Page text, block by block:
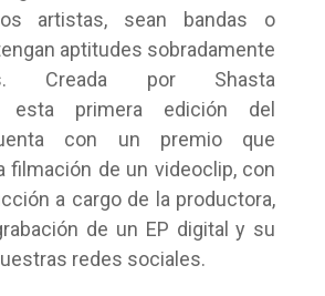
artistas, sean bandas o
aptitudes sobradamente
Creada por Shasta
esta primera edición del
con un premio que
filmación de un videoclip, con
a cargo de la productora,
de un EP digital y su
redes sociales.